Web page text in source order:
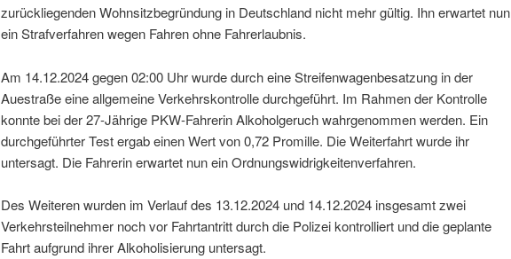
zurückliegenden Wohnsitzbegründung in Deutschland nicht mehr gültig. Ihn erwartet nun
ein Strafverfahren wegen Fahren ohne Fahrerlaubnis.
Am 14.12.2024 gegen 02:00 Uhr wurde durch eine Streifenwagenbesatzung in der
Auestraße eine allgemeine Verkehrskontrolle durchgeführt. Im Rahmen der Kontrolle
konnte bei der 27-Jährige PKW-Fahrerin Alkoholgeruch wahrgenommen werden. Ein
durchgeführter Test ergab einen Wert von 0,72 Promille. Die Weiterfahrt wurde ihr
untersagt. Die Fahrerin erwartet nun ein Ordnungswidrigkeitenverfahren.
Des Weiteren wurden im Verlauf des 13.12.2024 und 14.12.2024 insgesamt zwei
Verkehrsteilnehmer noch vor Fahrtantritt durch die Polizei kontrolliert und die geplante
Fahrt aufgrund ihrer Alkoholisierung untersagt.